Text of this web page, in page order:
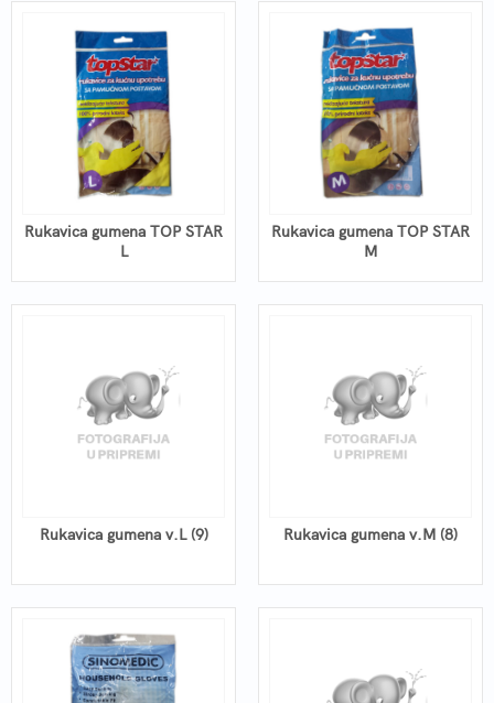
Rukavica gumena TOP STAR
L
Rukavica gumena TOP STAR
M
Rukavica gumena v.L (9) Rukavica gumena v.M (8)